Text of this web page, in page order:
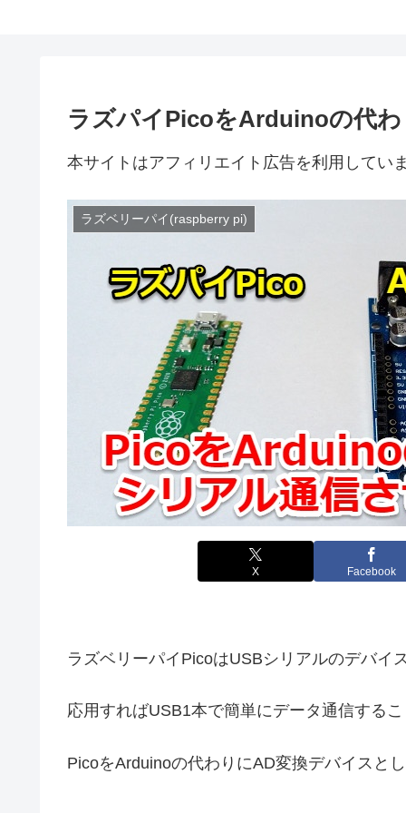
ラズパイPicoをArduinoの代
本サイトはアフィリエイト広告を利用してい
ラズベリーパイ(raspberry pi)
X Facebook
ラズベリーパイPicoはUSBシリアルのデバイ
応用すればUSB1本で簡単にデータ通信する
PicoをArduinoの代わりにAD変換デバイスと